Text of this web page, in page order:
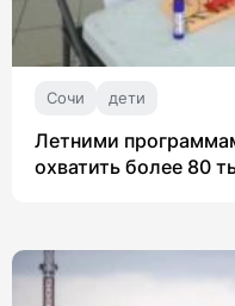
Сочи дети
Летними
охватить более 80